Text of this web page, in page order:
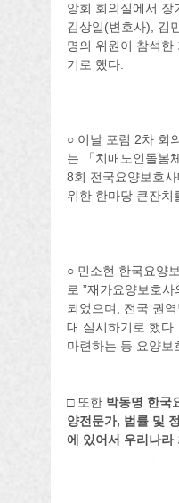
앙회 회의실에서 장
김상일(변호사), 김
명의 위원이 참석
기로 했다.
○ 이날 포럼 2차 회
는 「치매노인돌봄
8회 전국요양보호
위한 한마당 큰잔치
○ 민소현 한국요양
로 ”재가요양보호
되었으며, 전국 권
대 실시하기로 했다
마련하는 등 요양보
□ 또한 박동명 한국
양전문가, 법률 및
에 있어서 우리나라